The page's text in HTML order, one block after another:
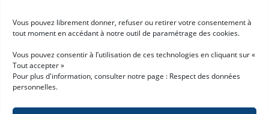
Vous pouvez librement donner, refuser ou retirer votre consentement à
tout moment en accédant à notre outil de paramétrage des cookies.
Vous pouvez consentir à l’utilisation de ces technologies en cliquant sur «
Tout accepter »
Pour plus d'information, consulter notre page : Respect des données
personnelles.
Cas clients
Actualités
Demande de démo